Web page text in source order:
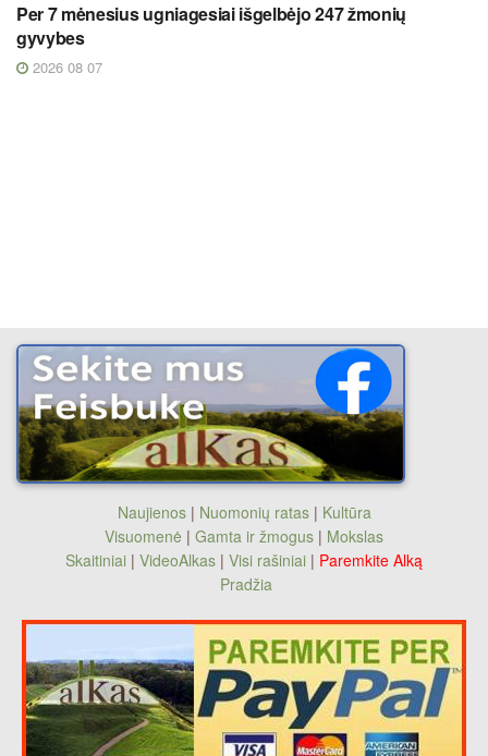
Per 7 mėnesius ugniagesiai išgelbėjo 247 žmonių
gyvybes
2026 08 07
Naujienos| Nuomonių ratas| Kultūra
Visuomenė | Gamta ir žmogus | Mokslas
Skaitiniai | VideoAlkas | Visi rašiniai | Paremkite Alką
Pradžia